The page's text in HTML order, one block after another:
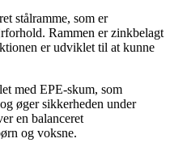
stålramme, som er
Rammen er zinkbelagt
er udviklet til at kunne
med EPE-skum, som
øger sikkerheden under
en balanceret
og voksne.